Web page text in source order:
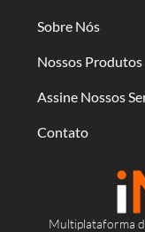
Multiplataforma
Sobre Nós
Nossos Produtos
Assine Nossos
Contato